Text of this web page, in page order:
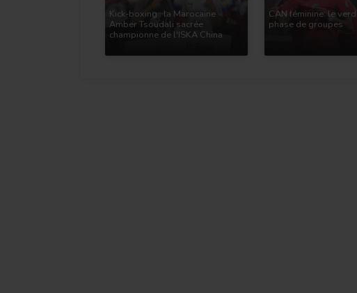
Kick-boxing : la Marocaine
Amber Tsoudali sacrée
championne de l'ISKA China
CAN féminine: le
phase de groupes